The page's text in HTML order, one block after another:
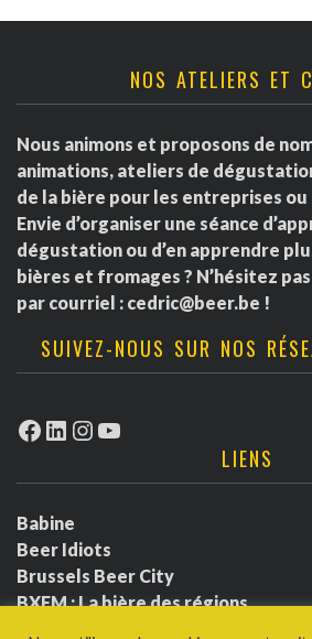
NOS ATELIERS ET
Nous animons et proposons de
animations, ateliers de
de la bière pour les entreprises
Envie d’organiser une séance
dégustation ou d’en apprendre
bières et fromages ? N’hésitez
par courriel : cedric@beer.be !
SUIVEZ-NOUS SUR NOS
Facebook
LinkedIn
Instagram
YouTube
LIENS
Babine
Beer Idiots
Brussels Beer City
BXFM : La bière des régions